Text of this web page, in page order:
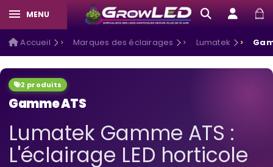
MENU
Accueil Marques des éclairages Lumatek
2 produits
Gamme ATS
Lumatek Gamme ATS :
L'éclairage LED horticole